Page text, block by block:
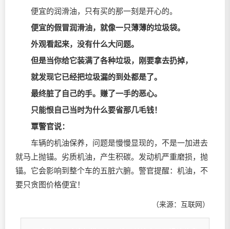
便宜的润滑油，只有买的那一刻是开心的。
便宜的假冒润滑油，就像一只薄薄的垃圾袋。
外观看起来，没有什么大问题。
但是当你给它装满了各种垃圾，刚要拿去扔掉，
就发现它已经把垃圾漏的到处都是了。
最终脏了自己的手。赚了一手的恶心。
只能恨自己当时为什么要省那几毛钱！
覃警官说：
车辆的机油保养，问题是慢慢显现的，不是一加进去
就马上抛锚。劣质机油，产生积碳。发动机严重磨损，抛
锚。它会影响到整个车的五脏六腑。警官提醒：机油，不
要只贪图价格便宜！
（来源：互联网）